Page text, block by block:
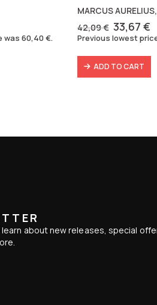
€.
was 60,40€.
MARCUS
42,09€ Original
price
42,09 €.
33,67 €
Previous lowest
ADD TO CART
about new releases, special